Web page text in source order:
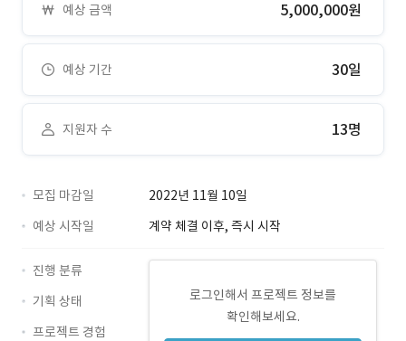
예상 금액 5,000,000원
예상 기간 30일
지원자 수 13명
모집 마감일
2022년 11월 10일
예상 시작일
계약 체결 이후, 즉시 시작
로그인해서 프로젝트 정보를
확인해보세요.
진행 분류
기획 상태
프로젝트 경험